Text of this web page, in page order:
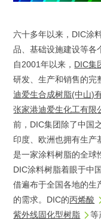
六十多年以来，DIC涂
品、基础设施建设等各
自2001年以来， DIC集
研发、生产和销售的
迪爱生合成树脂(中山)
张家港迪爱生化工有限
前，DIC集团除了中国
印度、欧洲也拥有生产
是一家涂料树脂的全球
DIC涂料树脂着眼于中
借遍布于全国各地的生
的需求。DIC的丙烯酸
紫外线固化型树脂
等